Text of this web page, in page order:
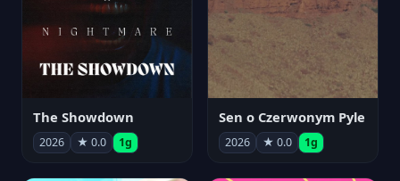
The Showdown
2026 ★ 0.0 1g
Sen o Czerwonym Pyle
2026 ★ 0.0 1g